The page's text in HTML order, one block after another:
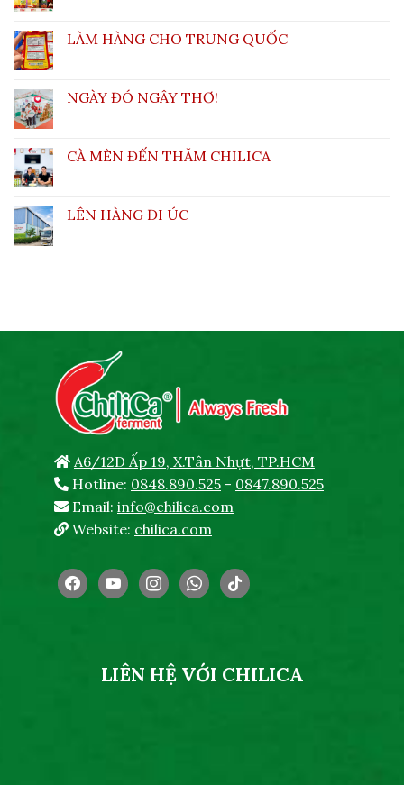
LÀM HÀNG CHO TRUNG QUỐC
NGÀY ĐÓ NGÂY THƠ!
CÀ MÈN ĐẾN THĂM CHILICA
LÊN HÀNG ĐI ÚC
A6/12D Ấp 19, X.Tân Nhựt, TP.HCM
Hotline: 0848.890.525 - 0847.890.525
Email: info@chilica.com
Website: chilica.com
facebookyoutubeinstagramwhatsapp
tiktok
LIÊN HỆ VỚI CHILICA